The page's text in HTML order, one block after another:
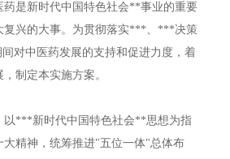
药是新时代中国特色社会**事业的重要
复兴的大事。为贯彻落实***、***决策
对中医药发展的支持和促进力度，着
制定本实施方案。
以***新时代中国特色社会**思想为指
大精神，统筹推进"五位一体"总体布